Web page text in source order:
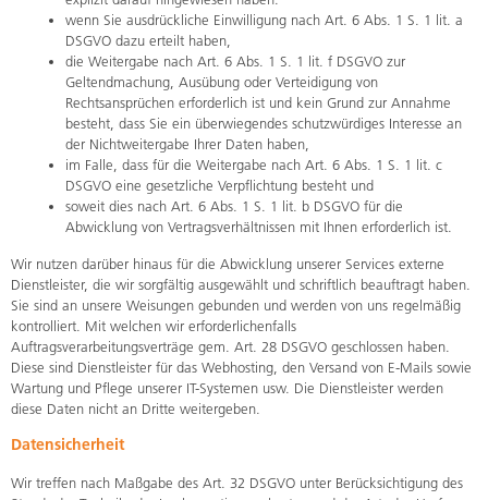
wenn Sie ausdrückliche Einwilligung nach Art. 6 Abs. 1 S. 1 lit. a
DSGVO dazu erteilt haben,
die Weitergabe nach Art. 6 Abs. 1 S. 1 lit. f DSGVO zur
Geltendmachung, Ausübung oder Verteidigung von
Rechtsansprüchen erforderlich ist und kein Grund zur Annahme
besteht, dass Sie ein überwiegendes schutzwürdiges Interesse an
der Nichtweitergabe Ihrer Daten haben,
im Falle, dass für die Weitergabe nach Art. 6 Abs. 1 S. 1 lit. c
DSGVO eine gesetzliche Verpflichtung besteht und
soweit dies nach Art. 6 Abs. 1 S. 1 lit. b DSGVO für die
Abwicklung von Vertragsverhältnissen mit Ihnen erforderlich ist.
Wir nutzen darüber hinaus für die Abwicklung unserer Services externe
Dienstleister, die wir sorgfältig ausgewählt und schriftlich beauftragt haben.
Sie sind an unsere Weisungen gebunden und werden von uns regelmäßig
kontrolliert. Mit welchen wir erforderlichenfalls
Auftragsverarbeitungsverträge gem. Art. 28 DSGVO geschlossen haben.
Diese sind Dienstleister für das Webhosting, den Versand von E-Mails sowie
Wartung und Pflege unserer IT-Systemen usw. Die Dienstleister werden
diese Daten nicht an Dritte weitergeben.
Datensicherheit
Wir treffen nach Maßgabe des Art. 32 DSGVO unter Berücksichtigung des